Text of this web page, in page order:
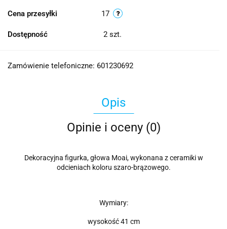
Cena przesyłki 17
Dostępność 2 szt.
Zamówienie telefoniczne: 601230692
Opis
Opinie i oceny (0)
Dekoracyjna figurka, głowa Moai, wykonana z ceramiki w
odcieniach koloru szaro-brązowego.
Wymiary:
wysokość 41 cm